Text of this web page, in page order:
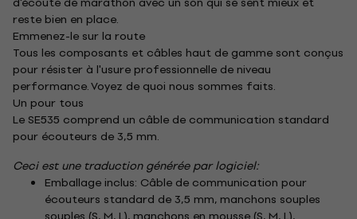
reste bien en place.
Emmenez-le sur la route
Tous les composants et câbles haut de gamme sont conçus
pour résister à l'usure professionnelle de niveau
performance. Voyez de quoi nous sommes faits.
Un pour tous
Le SE535 comprend un câble de communication standard
pour écouteurs de 3,5 mm.
Ceci est une traduction générée par logiciel:
Emballage inclus: Câble de communication pour
écouteurs standard de 3,5 mm, manchons souples